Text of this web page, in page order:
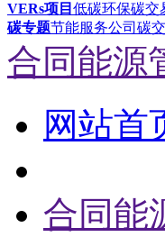
VERs项目 低碳环保碳交
碳专题节能服务公司 碳
合同能源
网站首
合同能